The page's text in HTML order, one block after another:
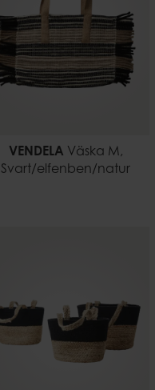
VENDELA Väska M,
Svart/elfenben/natur